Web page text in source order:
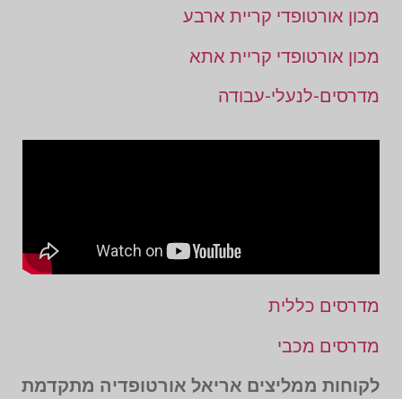
מכון אורטופדי קריית ארבע
מכון אורטופדי קריית אתא
מדרסים-לנעלי-עבודה
מדרסים כללית
מדרסים מכבי
לקוחות ממליצים אריאל אורטופדיה מתקדמת